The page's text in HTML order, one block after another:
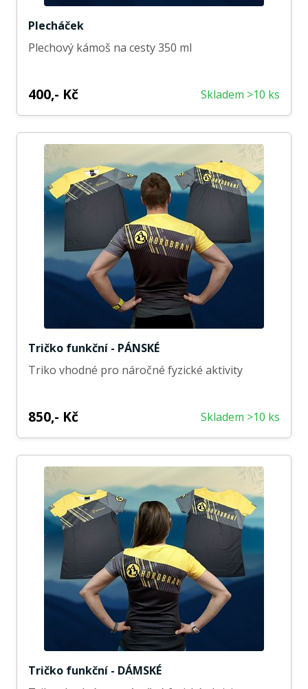
Plecháček
Plechový kámoš na cesty 350 ml
400,- Kč Skladem >10 ks
Tričko funkční - PÁNSKÉ
Triko vhodné pro náročné fyzické aktivity
850,- Kč Skladem >10 ks
Tričko funkční - DÁMSKÉ